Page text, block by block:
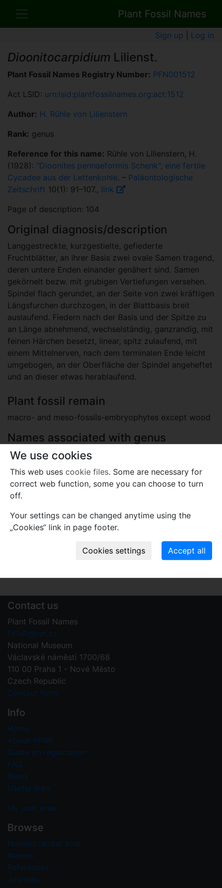
Plant Fossil Names
Sign up Log in
Dioonitocarpidium Lilienst.
Plant Fossil Names Registry Number: PFN001512
Act LSID: urn:lsid:plantfossilnames.org:act:1512
Author: H. Rühle von Lilienstern
Rank: genus
Reference for this name: Rühle von Lilienstern, H.
(1928): "Dioonites pennaeformis Schenk", eine fertile
Cycadee aus der Lettenkohle. – Paläontologische
Zeitschrift 10(1): 91–107., link
Page of description: 104
Original diagnosis/description
Langgestreckte, kurzgestielte, gefiederte
Fruchtblätter, an ihrer Basis zwei ovale Samen tragend,
deren untere Enden einander genähert sind. Samen
gekörnelt bezw. mit grubigen Vertiefungen versehen.
Spindel flach gerundet, an der Seite von zwei kräftigen
Längsfurchen durchzogen, in der Blattbasis breit
auslaufend. Fiedern nach der Basis und der Spitze zu
an Länge abnehmend, wechselständig, ganzrandig, mit
feinen Härchen besetzt, linear, spitz zulaufend, mit
einem Mittelnerven, nach dem terminalen Ende leicht
umgebogen, an der Oberfläche der Spindel angeheftet
und an dieser etwas herablaufend.
Plant fossil remain
macro- and meso-fossils-embryophytes except wood
Names associated with genus
Dioonitocarpidium moroderi
Wachtler et van Konijnenb. 2004
Comments
mistakes or incomplete information relevant to this
record.
Contact us
Plant Fossil Names
PFNR@nm.cz
National Museum
Václavské náměstí 1700/68
110 00 Praha 1 - Nové Město
Czech Republic
Contact form
Info
Home
About PFNR
Guide on registration
FAQ
News
Useful links
My user area
Browse
Nomenclatural acts
Names
References
Journals
We use cookies
This web uses cookie files. Some are necessary for
correct web function, some you can choose to turn
off.
Your settings can be changed anytime using the
„Cookies“ link in page footer.